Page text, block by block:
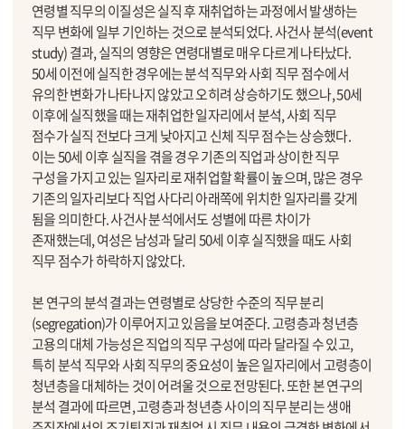
연령별 직무의 이질성은 실직 후 재취업하는 과정에서 발생하는
직무 변화에 일부 기인하는 것으로 분석되었다. 사건사 분석(event
study) 결과, 실직의 영향은 연령대별로 매우 다르게 나타났다.
50세 이전에 실직한 경우에는 분석 직무와 사회 직무 점수에서
유의한 변화가 나타나지 않았고 오히려 상승하기도 했으나, 50세
이후에 실직했을 때는 재취업한 일자리에서 분석, 사회 직무
점수가 실직 전보다 크게 낮아지고 신체 직무 점수는 상승했다.
이는 50세 이후 실직을 겪을 경우 기존의 직업과 상이한 직무
구성을 가지고 있는 일자리로 재취업할 확률이 높으며, 많은 경우
기존의 일자리보다 직업 사다리 아래쪽에 위치한 일자리를 갖게
됨을 의미한다. 사건사 분석에서도 성별에 따른 차이가
존재했는데, 여성은 남성과 달리 50세 이후 실직했을 때도 사회
직무 점수가 하락하지 않았다.
본 연구의 분석 결과는 연령별로 상당한 수준의 직무 분리
(segregation)가 이루어지고 있음을 보여준다. 고령층과 청년층
고용의 대체 가능성은 직업의 직무 구성에 따라 달라질 수 있고,
특히 분석 직무와 사회 직무의 중요성이 높은 일자리에서 고령층이
청년층을 대체하는 것이 어려울 것으로 전망된다. 또한 본 연구의
분석 결과에 따르면, 고령층과 청년층 사이의 직무 분리는 생애